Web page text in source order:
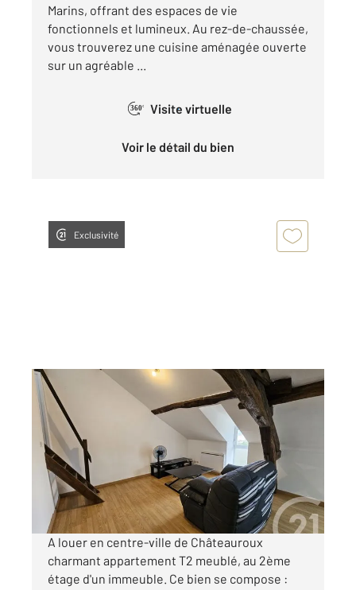
Marins, offrant des espaces de vie
fonctionnels et lumineux. Au rez-de-chaussée,
vous trouverez une cuisine aménagée ouverte
sur un agréable ...
360° Visite virtuelle
Voir le détail du bien
Exclusivité
CHATEAUROUX 36
29,79 m
, 2 pièces
Ref : 10368
Appartement T2 à louer
420 €
par mois charges comprises
A louer en centre-ville de Châteauroux
charmant appartement T2 meublé, au 2ème
étage d'un immeuble. Ce bien se compose :